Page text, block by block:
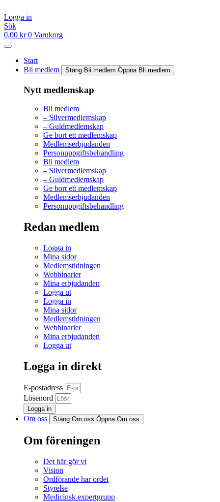
till
innehåll
Logga in
Sök
0,00 kr 0 Varukorg
Start
Bli medlem
Stäng Bli medlem Öppna Bli medlem
Nytt medlemskap
Bli medlem
– Silvermedlemskap
– Guldmedlemskap
Ge bort ett medlemskap
Medlemserbjudanden
Personuppgiftsbehandling
Bli medlem
– Silvermedlemskap
– Guldmedlemskap
Ge bort ett medlemskap
Medlemserbjudanden
Personuppgiftsbehandling
Redan medlem
Logga in
Mina sidor
Medlemstidningen
Webbinarier
Mina erbjudanden
Logga ut
Logga in
Mina sidor
Medlemstidningen
Webbinarier
Mina erbjudanden
Logga ut
Logga in direkt
E-postadress
Lösenord
Logga in
Om oss Stäng Om oss Öppna Om oss
Om föreningen
Det här gör vi
Vision
Ordförande har ordet
Styrelse
Medicinsk expertgrupp